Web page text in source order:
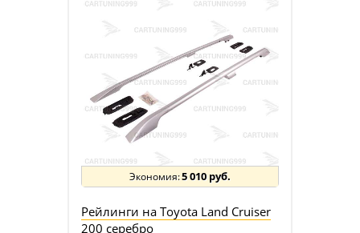
5 010 руб.
Рейлинги на Toyota Land Cruiser
200 серебро